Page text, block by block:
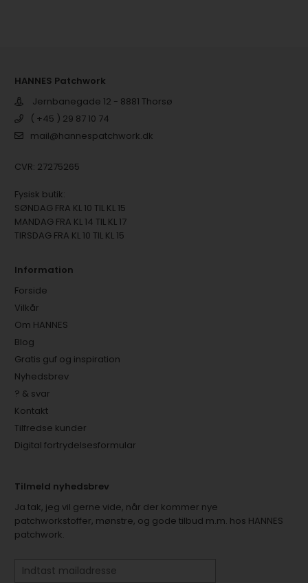
HANNES Patchwork
Jernbanegade 12 - 8881 Thorsø
( +45 ) 29 87 10 74
mail@hannespatchwork.dk
CVR: 27275265
Fysisk butik:
SØNDAG FRA KL 10 TIL KL 15
MANDAG FRA KL 14 TIL KL 17
TIRSDAG FRA KL 10 TIL KL 15
Information
Forside
Vilkår
Om HANNES
Blog
Gratis guf og inspiration
Nyhedsbrev
? & svar
Kontakt
Tilfredse kunder
Digital fortrydelsesformular
Tilmeld nyhedsbrev
Ja tak, jeg vil gerne vide, når der kommer nye
patchworkstoffer, mønstre, og gode tilbud m.m. hos HANNES
patchwork.